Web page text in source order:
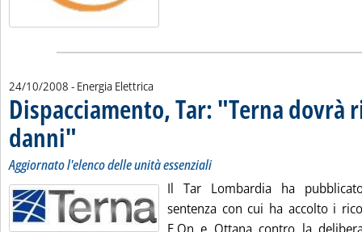
24/10/2008 - Energia Elettrica
Dispacciamento, Tar: "Terna dovrà
danni"
Aggiornato l'elenco delle unità essenziali
Il Tar Lombardia ha
sentenza con cui ha accolto i